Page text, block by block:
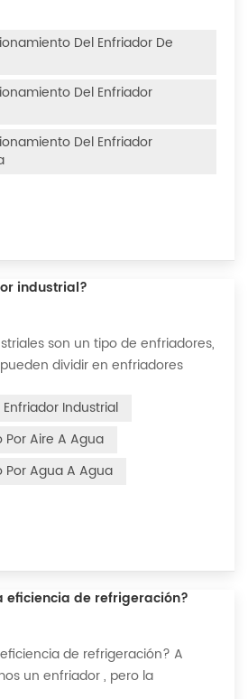
siguiente Principio de
enfriado por aire El
aire utiliza un evaporador de
con serpentín) para
el agua y el refrige...
Del Enfriador De
Del Enfriador
Del Enfriador
industrial?
son un tipo de enfriadores,
dividir en enfriadores
tipo de equipo de
que puede proporcionar un
de temperatura constante,
presión constante. El principio
Enfriador Industrial
Por Aire A Agua
Por Agua A Agua
eficiencia de refrigeración?
de refrigeración? A
un enfriador , pero la